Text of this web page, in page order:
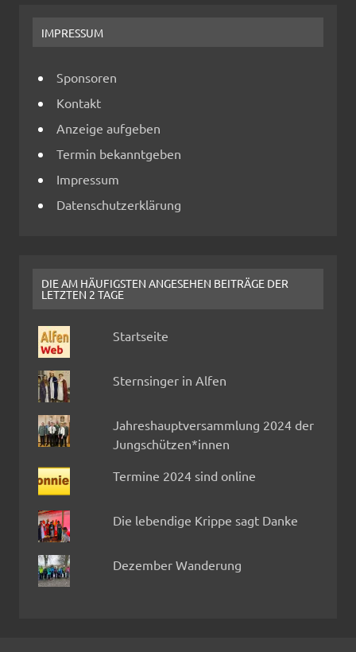
IMPRESSUM
Sponsoren
Kontakt
Anzeige aufgeben
Termin bekanntgeben
Impressum
Datenschutzerklärung
DIE AM HÄUFIGSTEN ANGESEHEN BEITRÄGE DER
LETZTEN 2 TAGE
Startseite
Sternsinger in Alfen
Jahreshauptversammlung 2024 der
Jungschützen*innen
Termine 2024 sind online
Die lebendige Krippe sagt Danke
Dezember Wanderung